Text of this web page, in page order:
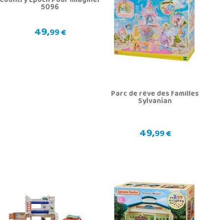
5096
49,99 €
Parc de rêve des familles
Sylvanian
49,99 €